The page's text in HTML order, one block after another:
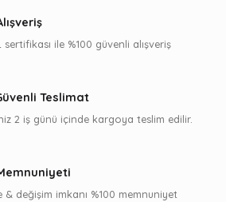
bulunuyor.
Gönder
sertifikası ile %100 güvenli alışveriş
Teslimat
2 iş günü içinde kargoya teslim edilir.
& değişim imkanı %100 memnuniyet